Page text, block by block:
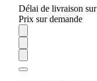
Délai de livraison
Prix sur demande